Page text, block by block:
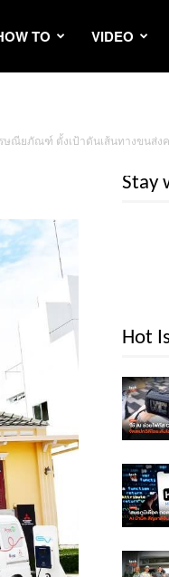
TO VIDEO
ณียภัณฑ์ ตั้งเป้าดันเส้นทางขนส่ง
Stay
Hot